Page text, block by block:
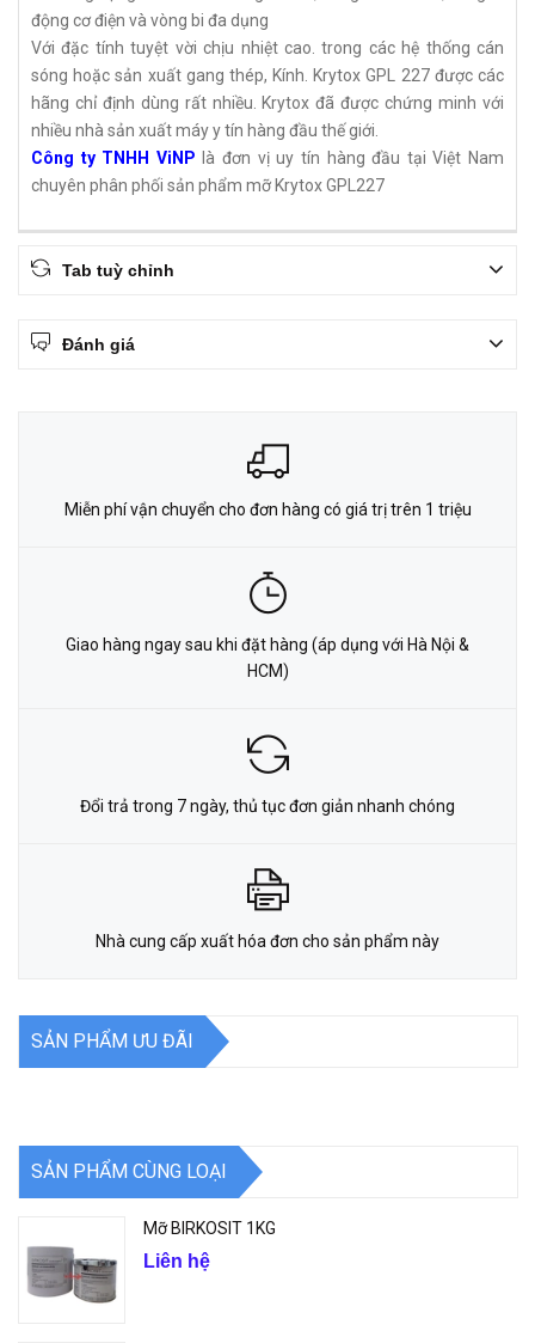
động cơ điện và vòng bi đa dụng
Với đặc tính tuyệt vời chịu nhiệt cao. trong các hệ thống cán
sóng hoặc sản xuất gang thép, Kính. Krytox GPL 227 được các
hãng chỉ định dùng rất nhiều. Krytox đã được chứng minh với
nhiều nhà sản xuất máy y tín hàng đầu thế giới.
Công ty TNHH ViNP là đơn vị uy tín hàng đầu tại Việt Nam
chuyên phân phối sản phẩm mỡ Krytox GPL227
Tab tuỳ chỉnh
Đánh giá
Miễn phí vận chuyển cho đơn hàng có giá trị trên 1 triệu
Giao hàng ngay sau khi đặt hàng (áp dụng với Hà Nội &
HCM)
Đổi trả trong 7 ngày, thủ tục đơn giản nhanh chóng
Nhà cung cấp xuất hóa đơn cho sản phẩm này
SẢN PHẨM ƯU ĐÃI
SẢN PHẨM CÙNG LOẠI
Mỡ BIRKOSIT 1KG
Liên hệ